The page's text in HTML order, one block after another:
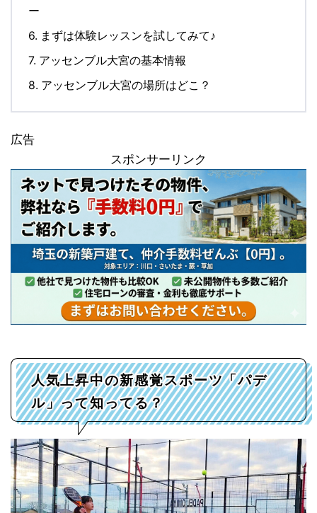
ー
6. まずは体験レッスンを試してみて♪
7. アッセンブル大宮の基本情報
8. アッセンブル大宮の場所はどこ？
広告
スポンサーリンク
人気上昇中の新感覚スポーツ「パデ
ル」って知ってる？